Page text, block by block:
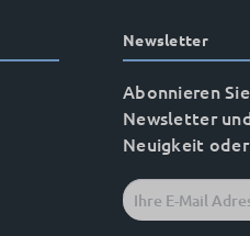
Newsletter
Abonnieren
Newsletter
Neuigkeit